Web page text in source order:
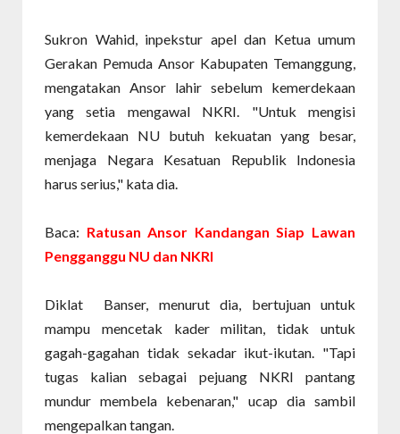
Sukron Wahid, inpekstur apel dan Ketua umum
Gerakan Pemuda Ansor Kabupaten Temanggung,
mengatakan Ansor lahir sebelum kemerdekaan
yang setia mengawal NKRI. "Untuk mengisi
kemerdekaan NU butuh kekuatan yang besar,
menjaga Negara Kesatuan Republik Indonesia
harus serius," kata dia.
Baca: Ratusan Ansor Kandangan Siap Lawan
Pengganggu NU dan NKRI
Diklat Banser, menurut dia, bertujuan untuk
mampu mencetak kader militan, tidak untuk
gagah-gagahan tidak sekadar ikut-ikutan. "Tapi
tugas kalian sebagai pejuang NKRI pantang
mundur membela kebenaran," ucap dia sambil
mengepalkan tangan.